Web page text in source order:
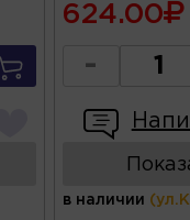
624.00
-
в наличии